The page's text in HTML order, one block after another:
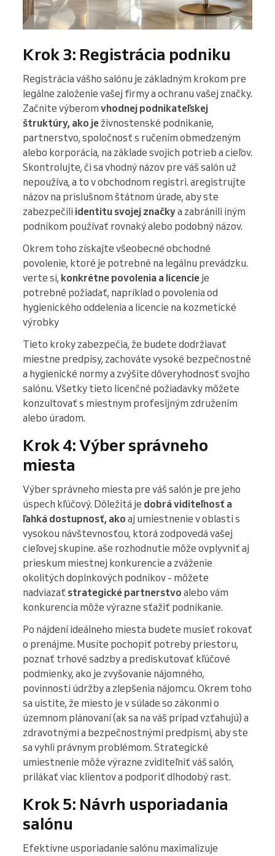
Krok 3: Registrácia podniku
Registrácia vášho salónu je základným krokom pre
legálne založenie vašej firmy a ochranu vašej značky.
Začnite výberom vhodnej podnikateľskej
štruktúry, ako je živnostenské podnikanie,
partnerstvo, spoločnosť s ručením obmedzeným
alebo korporácia, na základe svojich potrieb a cieľov.
Skontrolujte, či sa vhodný názov pre váš salón už
nepoužíva, a to v obchodnom registri. aregistrujte
názov na príslušnom štátnom úrade, aby ste
zabezpečili identitu svojej značkya zabránili iným
podnikom používať rovnaký alebo podobný názov.
Okrem toho získajte všeobecné obchodné
povolenie, ktoré je potrebné na legálnu prevádzku.
verte si, konkrétne povolenia a licencie je
potrebné požiadať, napríklad o povolenia od
hygienického oddelenia a licencie na kozmetické
výrobky
Tieto kroky zabezpečia, že budete dodržiavať
miestne predpisy, zachováte vysoké bezpečnostné
a hygienické normy a zvýšite dôveryhodnosť svojho
salónu. Všetky tieto licenčné požiadavky môžete
konzultovať s miestnym profesijným združením
alebo úradom.
Krok 4: Výber správneho
miesta
Výber správneho miesta pre váš salón je pre jeho
úspech kľúčový. Dôležitá je dobrá viditeľnosť a
ľahká dostupnosť, ako aj umiestnenie v oblasti s
vysokou návštevnosťou, ktorá zodpovedá vašej
cieľovej skupine. aše rozhodnutie môže ovplyvniť aj
prieskum miestnej konkurencie a zváženie
okolitých doplnkových podnikov - môžete
nadviazať strategické partnerstvo alebo vám
konkurencia môže výrazne sťažiť podnikanie.
Po nájdení ideálneho miesta budete musieť rokovať
o prenájme. Musíte pochopiť potreby priestoru,
poznať trhové sadzby a prediskutovať kľúčové
podmienky, ako je zvyšovanie nájomného,
povinnosti údržby a zlepšenia nájomcu. Okrem toho
sa uistite, že miesto je v súlade so zákonmi o
územnom plánovaní (ak sa na váš prípad vzťahujú) a
zdravotnými a bezpečnostnými predpismi, aby ste
sa vyhli právnym problémom. Strategické
umiestnenie môže výrazne zviditeľniť váš salón,
prilákať viac klientov a podporiť dlhodobý rast.
Krok 5: Návrh usporiadania
salónu
Efektívne usporiadanie salónu maximalizuje